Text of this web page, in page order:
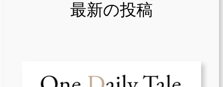
最新の投稿